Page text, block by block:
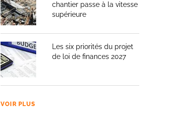
chantier passe à la vitesse
supérieure
Les six priorités du projet
de loi de finances 2027
VOIR PLUS